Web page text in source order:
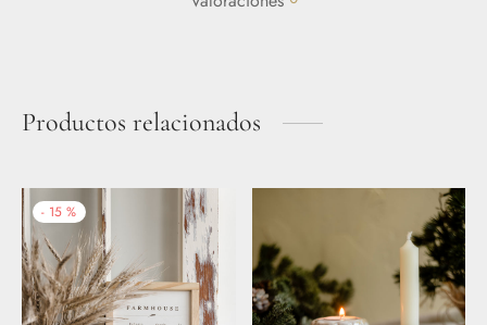
Productos relacionados
- 15 %